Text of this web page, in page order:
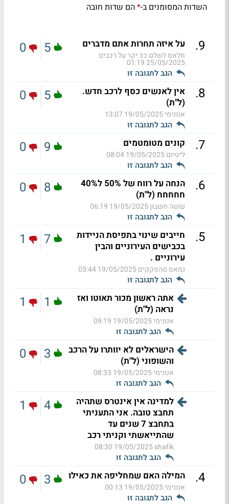
השדות המסומנים ב-*הם שדות חובה
9
. על איזה תחרות אתם מדברים
חלאס לשלם ככ יקר על רכבים
25/05/2025 01:19
הגב לתגובה זו
5
0
8
.
אין לאנשים כסף לרכב חדש.
(ל"ת)
אנונימי19/05/2025 13:07
הגב לתגובה זו
5
0
7
. קונים מטומטמים
ליטיום19/05/2025 08:04
הגב לתגובה זו
9
0
6
.
הנחה על רווח של 50% ל40%
חחחחח (ל"ת)
עושה חשבון19/05/2025 06:19
הגב לתגובה זו
8
0
5
.
חייבים שינוי בתפיסת הניידות
בכבישים העירוניים והבין
עירוניים .
נמאס מהפקקים19/05/2025 03:44
הגב לתגובה זו
7
1
אתה ראשון מכור תאוטו ואז
נראה (ל"ת)
אנונימי19/05/2025 09:19
הגב לתגובה זו
1
1
הישראלים לא יוותרו על הרכב
והשופוני (ל"ת)
אנונימי19/05/2025 08:33
הגב לתגובה זו
3
0
למדינה אין אינטרס שתהיה
תחבצ טובה. אני התעניתי
בתחבצ 7 שנים עד
שהתייאשתי וקניתי רכב
shafik
19/05/2025 08:30
הגב לתגובה זו
4
1
4
. המילה האם שמחליפה את כאילו
אנונימי19/05/2025 00:13
הגב לתגובה זו
3
0